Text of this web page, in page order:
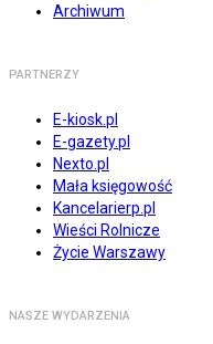
Archiwum
PARTNERZY
E-kiosk.pl
E-gazety.pl
Nexto.pl
Mała księgowość
Kancelarierp.pl
Wieści Rolnicze
Życie Warszawy
NASZE WYDARZENIA